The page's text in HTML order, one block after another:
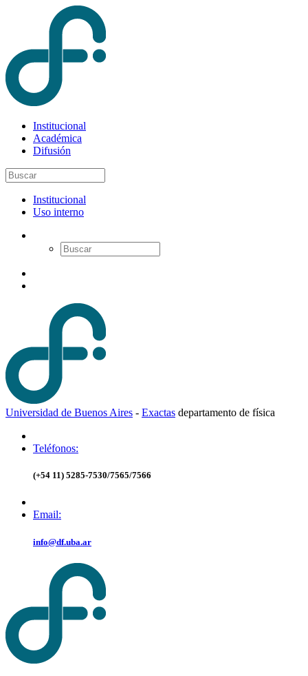
Institucional
Académica
Difusión
Institucional
Uso interno
Universidad de Buenos Aires - Exactas departamento de física
Teléfonos:
(+54 11) 5285-7530/7565/7566
Email:
info@df.uba.ar